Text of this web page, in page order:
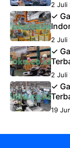
2 Juli
✓
2 Juli
✓
2 Juli
✓
19